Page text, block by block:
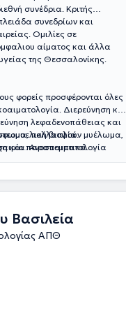
συνέδρια. Κριτής
συνεδρίων και
Ομιλίες σε
αίματος και άλλα
της Θεσσαλονίκης.
φορείς προσφέρονται όλες
Διερεύνηση και
λεφαδενοπάθειας και
πολλαπλούν μυέλωμα,
Ανοσοαιματολογία
βιοψία.
και παραπεμπτικά
Βασιλεία
ΑΠΘ